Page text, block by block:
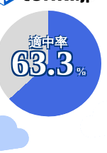
適中率
63.3
%